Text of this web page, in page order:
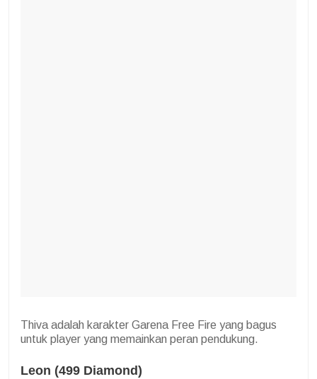
Thiva adalah karakter Garena Free Fire yang bagus
untuk player yang memainkan peran pendukung.
Leon (499 Diamond)